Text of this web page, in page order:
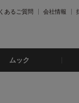
あるご質問 会社情報
ムック